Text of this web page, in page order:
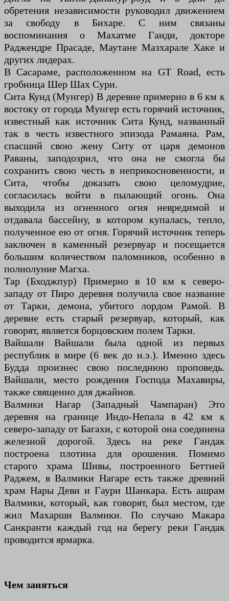
обретения независимости руководил движением
за свободу в Бихаре. С ним связаны
воспоминания о Махатме Ганди, докторе
Раджендре Прасаде, Маутане Мазхарале Хаке и
других лидерах.
В Сасараме, расположенном на GT Road, есть
гробница Шер Шах Сури.
Сита Кунд (Мунгер) В деревне примерно в 6 км к
востоку от города Мунгер есть горячий источник,
известный как источник Сита Кунд, названный
так в честь известного эпизода Рамаяна. Рам,
спасший свою жену Ситу от царя демонов
Раваны, заподозрил, что она не смогла бы
сохранить свою честь в неприкосновенности, и
Сита, чтобы доказать свою целомудрие,
согласилась войти в пылающий огонь. Она
выходила из огненного огня невредимой и
отдавала бассейну, в котором купалась, тепло,
полученное ею от огня. Горячий источник теперь
заключен в каменный резервуар и посещается
большим количеством паломников, особенно в
полнолуние Магха.
Тар (Бходжпур) Примерно в 10 км к северо-
западу от Пиро деревня получила свое название
от Тарки, демона, убитого лордом Рамой. В
деревне есть старый резервуар, который, как
говорят, является борцовским полем Тарки.
Вайшали Вайшали была одной из первых
республик в мире (6 век до н.э.). Именно здесь
Будда произнес свою последнюю проповедь.
Вайшали, место рождения Господа Махавиры,
также священно для джайнов.
Валмики Нагар (Западный Чампаран) Это
деревня на границе Индо-Непала в 42 км к
северо-западу от Багахи, с которой она соединена
железной дорогой. Здесь на реке Гандак
построена плотина для орошения. Помимо
старого храма Шивы, построенного Беттией
Раджем, в Валмики Нагаре есть также древний
храм Нары Деви и Гаури Шанкара. Есть ашрам
Валмики, который, как говорят, был местом, где
жил Махарши Валмики. По случаю Макара
Санкранти каждый год на берегу реки Гандак
проводится ярмарка.
Чем заняться